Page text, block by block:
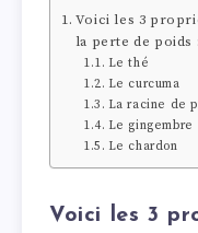
Voici les 3
la perte de poids :
Le thé
Le curcuma
La racine de
Le gingembre
Le chardon
Voici les 3